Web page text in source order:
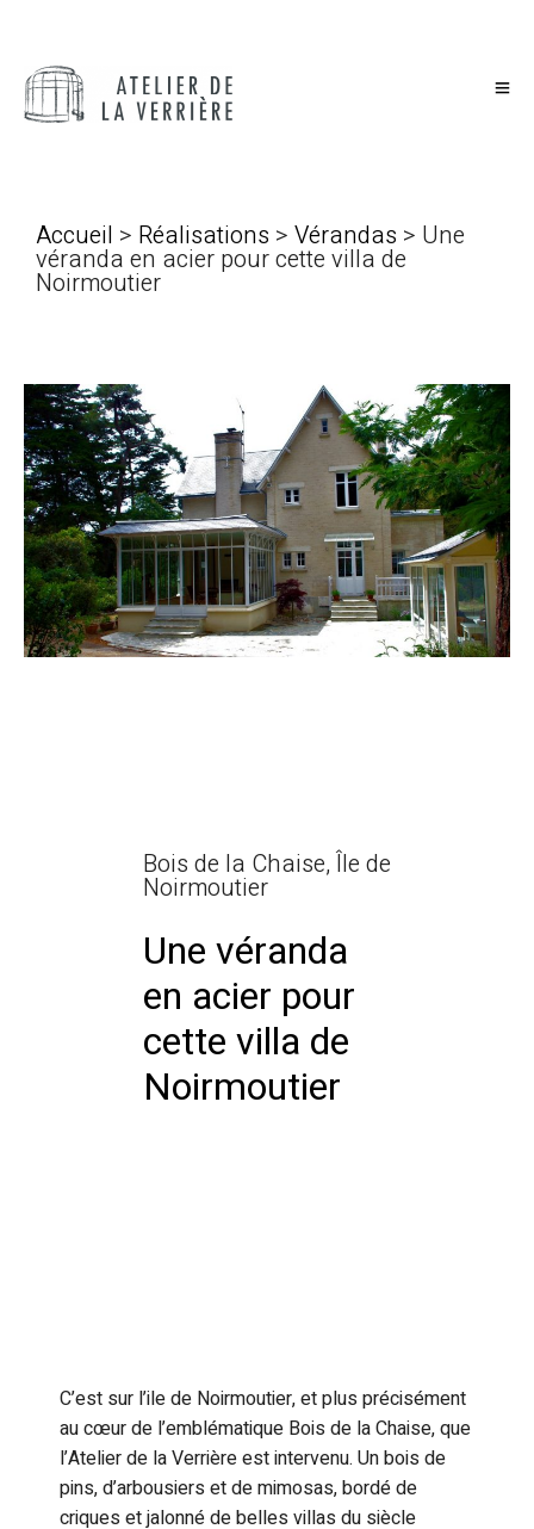
Accueil > Réalisations > Vérandas > Une
véranda en acier pour cette villa de
Noirmoutier
Bois de la Chaise, Île de
Noirmoutier
Une véranda
en acier pour
cette villa de
Noirmoutier
C’est sur l’ile de Noirmoutier, et plus précisément
au cœur de l’emblématique Bois de la Chaise, que
l’Atelier de la Verrière est intervenu. Un bois de
pins, d’arbousiers et de mimosas, bordé de
criques et jalonné de belles villas du siècle